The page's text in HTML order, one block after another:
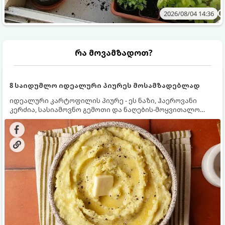
2026/08/04 14:36
რა მოვამზადოთ?
8 საიდუმლო იდეალური პიურეს მოსამზადებლად
იდეალური კარტოფილის პიურე - ეს ნაზი, ჰაეროვანი
კერძია, სასიამოვნო გემოთი და ნაღების-მოყვითალო
ფერით. მისი მომზადება ძალიან მარტივია, მაგრამ
არსებობს რამდენიმე საიდუმლო, რომლებიც უნდა
იცოდეთ, რომ პიურე იდეალურად გემრიელი გამოვიდეს.